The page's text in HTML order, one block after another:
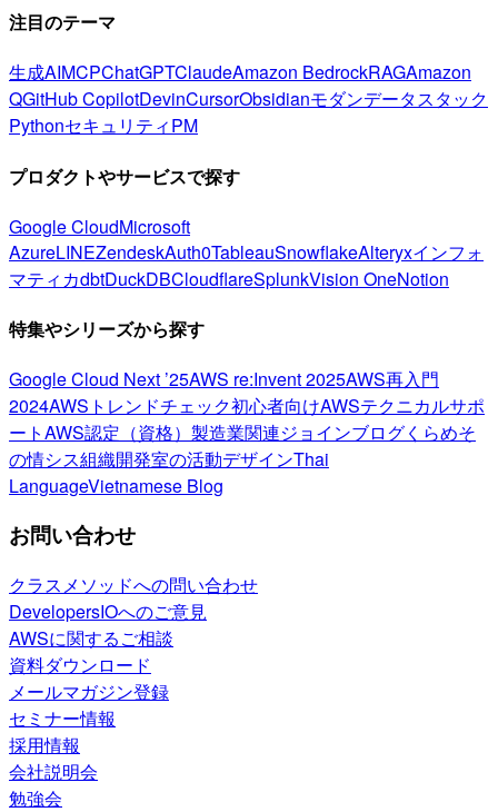
注目のテーマ
生成AIMCPChatGPTClaudeAmazon BedrockRAGAmazon
QGitHub CopilotDevinCursorObsidianモダンデータスタック
PythonセキュリティPM
プロダクトやサービスで探す
Google CloudMicrosoft
AzureLINEZendeskAuth0TableauSnowflakeAlteryxインフォ
マティカdbtDuckDBCloudflareSplunkVision OneNotion
特集やシリーズから探す
Google Cloud Next ’25AWS re:Invent 2025AWS再入門
2024AWSトレンドチェック初心者向けAWSテクニカルサポ
ートAWS認定（資格） 製造業関連ジョインブログくらめそ
の情シス組織開発室の活動デザインThai
LanguageVietnamese Blog
お問い合わせ
クラスメソッドへの問い合わせ
DevelopersIOへのご意見
AWSに関するご相談
資料ダウンロード
メールマガジン登録
セミナー情報
採用情報
会社説明会
勉強会